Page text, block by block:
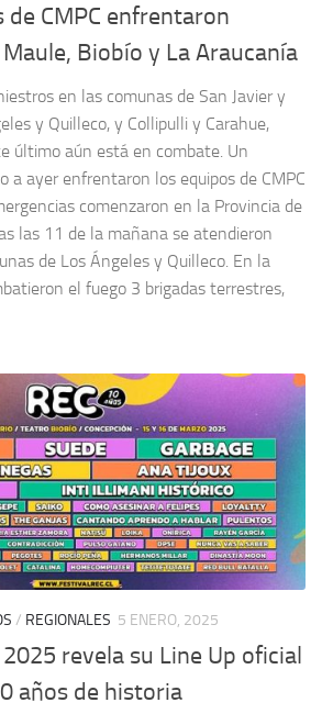
CMPC enfrentaron
Biobío y La Araucanía
en las comunas de San Javier y
y Quilleco, y Collipulli y Carahue,
último aún está en combate. Un
a ayer enfrentaron los equipos de CMPC
comenzaron en la Provincia de
las 11 de la mañana se atendieron
de Los Ángeles y Quilleco. En la
el fuego 3 brigadas terrestres,
/ REGIONALES 5 ENERO, 2025
2025 revela su Line Up oficial
años de historia